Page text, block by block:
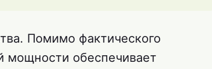
Помимо фактического
мощности обеспечивает